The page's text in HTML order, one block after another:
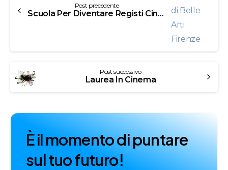
Post precedente
Scuola Per Diventare Registi Cinematografici
Post successivo
Laurea In Cinema
Èilmomentodipuntare
sultuofuturo!